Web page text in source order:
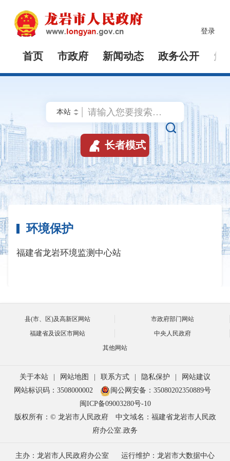
登录
首页 市政府 新闻动态 政务公开 解

 长者模式
环境保护
福建省龙岩环境监测中心站
县(市、区)及高新区网站
市政府部门网站
福建省及设区市网站
中央人民政府
其他网站
关于本站 网站地图 联系方式 隐私保护
网站建议
网站标识码：3508000002
闽公网安备：35080202350889号
闽ICP备09003280号-10
版权所有：© 龙岩市人民政府
中文域名：福建省龙岩市人民政
府办公室.政务
主办：龙岩市人民政府办公室 运行维护：龙岩市大数据中心